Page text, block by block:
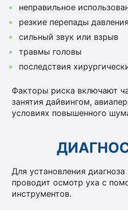
неправильное
резкие перепады
сильный звук или взрыв
травмы головы
последствия
Факторы риска включают
занятия дайвингом,
условиях повышенного
Для установления
проводит осмотр уха с
инструментов.